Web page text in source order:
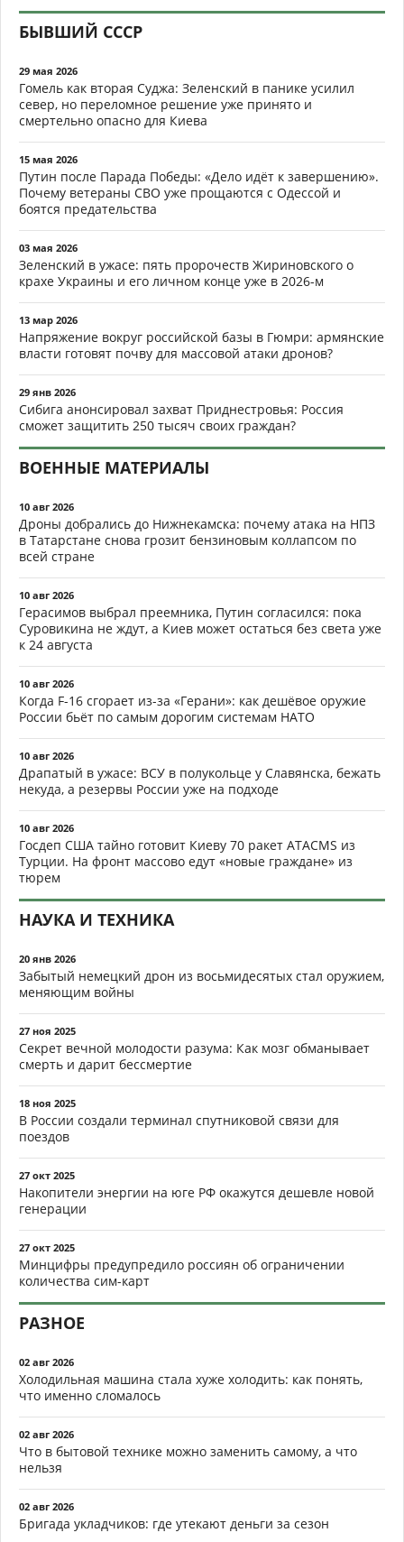
БЫВШИЙ СССР
29 мая 2026
Гомель как вторая Суджа: Зеленский в панике усилил
север, но переломное решение уже принято и
смертельно опасно для Киева
15 мая 2026
Путин после Парада Победы: «Дело идёт к завершению».
Почему ветераны СВО уже прощаются с Одессой и
боятся предательства
03 мая 2026
Зеленский в ужасе: пять пророчеств Жириновского о
крахе Украины и его личном конце уже в 2026-м
13 мар 2026
Напряжение вокруг российской базы в Гюмри: армянские
власти готовят почву для массовой атаки дронов?
29 янв 2026
Сибига анонсировал захват Приднестровья: Россия
сможет защитить 250 тысяч своих граждан?
ВОЕННЫЕ МАТЕРИАЛЫ
10 авг 2026
Дроны добрались до Нижнекамска: почему атака на НПЗ
в Татарстане снова грозит бензиновым коллапсом по
всей стране
10 авг 2026
Герасимов выбрал преемника, Путин согласился: пока
Суровикина не ждут, а Киев может остаться без света уже
к 24 августа
10 авг 2026
Когда F-16 сгорает из-за «Герани»: как дешёвое оружие
России бьёт по самым дорогим системам НАТО
10 авг 2026
Драпатый в ужасе: ВСУ в полукольце у Славянска, бежать
некуда, а резервы России уже на подходе
10 авг 2026
Госдеп США тайно готовит Киеву 70 ракет ATACMS из
Турции. На фронт массово едут «новые граждане» из
тюрем
НАУКА И ТЕХНИКА
20 янв 2026
Забытый немецкий дрон из восьмидесятых стал оружием,
меняющим войны
27 ноя 2025
Секрет вечной молодости разума: Как мозг обманывает
смерть и дарит бессмертие
18 ноя 2025
В России создали терминал спутниковой связи для
поездов
27 окт 2025
Накопители энергии на юге РФ окажутся дешевле новой
генерации
27 окт 2025
Минцифры предупредило россиян об ограничении
количества сим-карт
РАЗНОЕ
02 авг 2026
Холодильная машина стала хуже холодить: как понять,
что именно сломалось
02 авг 2026
Что в бытовой технике можно заменить самому, а что
нельзя
02 авг 2026
Бригада укладчиков: где утекают деньги за сезон